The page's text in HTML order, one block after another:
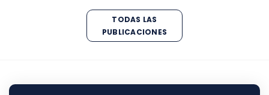
TODAS LAS
PUBLICACIONES